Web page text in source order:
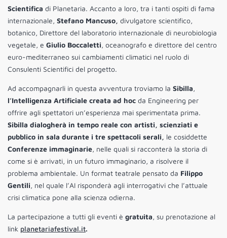
Scientifica di Planetaria. Accanto a loro, tra i tanti ospiti di fama
internazionale, Stefano Mancuso, divulgatore scientifico,
botanico, Direttore del laboratorio internazionale di neurobiologia
vegetale, e Giulio Boccaletti, oceanografo e direttore del centro
euro-mediterraneo sui cambiamenti climatici nel ruolo di
Consulenti Scientifici del progetto.
Ad accompagnarli in questa avventura troviamo la Sibilla,
l’Intelligenza Artificiale creata ad hoc da Engineering per
offrire agli spettatori un’esperienza mai sperimentata prima.
Sibilla dialogherà in tempo reale con artisti, scienziati e
pubblico in sala durante i tre spettacoli serali, le cosiddette
Conferenze immaginarie, nelle quali si racconterà la storia di
come si è arrivati, in un futuro immaginario, a risolvere il
problema ambientale. Un format teatrale pensato da Filippo
Gentili, nel quale l’AI risponderà agli interrogativi che l’attuale
crisi climatica pone alla scienza odierna.
La partecipazione a tutti gli eventi è gratuita, su prenotazione al
link planetariafestival.it.